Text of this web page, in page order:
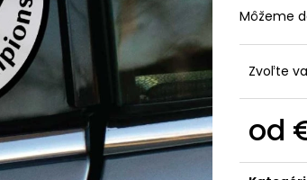
Môžeme
Zvoľte
od
cena: